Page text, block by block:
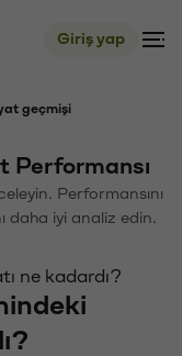
Giriş yap
geçmişi
Performansı
Performansını
daha iyi analiz edin.
ne kadardı?